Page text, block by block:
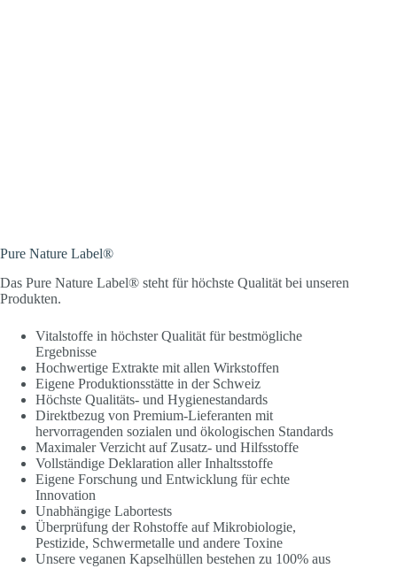
Pure Nature Label®
Das Pure Nature Label® steht für höchste Qualität bei unseren
Produkten.
Vitalstoffe in höchster Qualität für bestmögliche
Ergebnisse
Hochwertige Extrakte mit allen Wirkstoffen
Eigene Produktionsstätte in der Schweiz
Höchste Qualitäts- und Hygienestandards
Direktbezug von Premium-Lieferanten mit
hervorragenden sozialen und ökologischen Standards
Maximaler Verzicht auf Zusatz- und Hilfsstoffe
Vollständige Deklaration aller Inhaltsstoffe
Eigene Forschung und Entwicklung für echte
Innovation
Unabhängige Labortests
Überprüfung der Rohstoffe auf Mikrobiologie,
Pestizide, Schwermetalle und andere Toxine
Unsere veganen Kapselhüllen bestehen zu 100% aus